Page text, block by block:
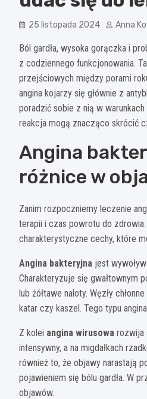
25 listopada 2024 Anna
Ból gardła, wysoka gorączka i
z codziennego funkcjonowania.
przejściowych między porami
angina kojarzy się głównie z
poradzić sobie z nią w
reakcja mogą znacząco skrócić
Angina
różnice w
Zanim rozpoczniemy leczenie
terapii i czas powrotu do
charakterystyczne cechy, które
Angina bakteryjna jest
Charakteryzuje się gwałtownym
lub żółtawe naloty. Węzły
katar czy kaszel. Tego typu
Z kolei angina wirusowa rozwija
intensywny, a na migdałkach
również to, że objawy narastają
pojawieniem się bólu gardła. W
objawów.